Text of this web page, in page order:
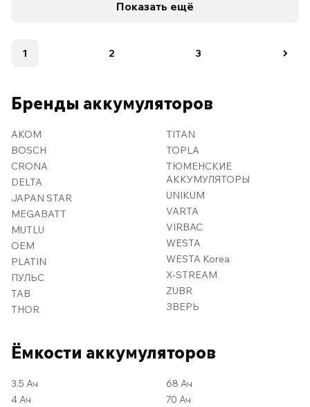
Показать ещё
1 2 3
Бренды аккумуляторов
AKOM
BOSCH
CRONA
DELTA
JAPAN STAR
MEGABATT
MUTLU
OEM
PLATIN
ПУЛЬС
TAB
THOR
TITAN
TOPLA
ТЮМЕНСКИЕ
АККУМУЛЯТОРЫ
UNIKUM
VARTA
VIRBAC
WESTA
WESTA Korea
X-STREAM
ZUBR
ЗВЕРЬ
Ёмкости аккумуляторов
3.5 Ач
4 Ач
68 Ач
70 Ач